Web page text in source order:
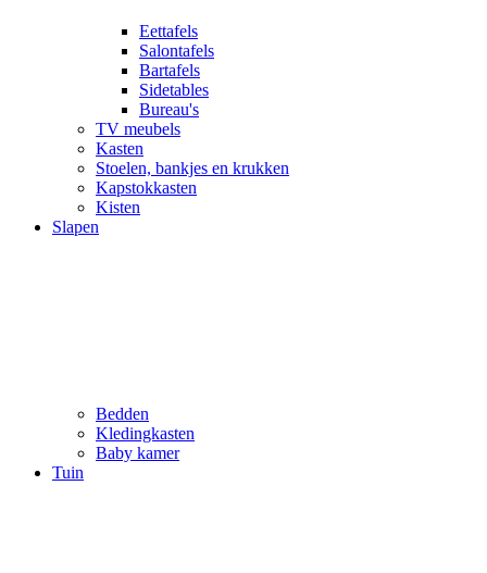
Eettafels
Salontafels
Bartafels
Sidetables
Bureau's
TV meubels
Kasten
Stoelen, bankjes en krukken
Kapstokkasten
Kisten
Slapen
Bedden
Kledingkasten
Baby kamer
Tuin